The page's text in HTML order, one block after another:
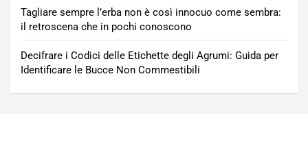
Tagliare sempre l’erba non è così innocuo come sembra:
il retroscena che in pochi conoscono
Decifrare i Codici delle Etichette degli Agrumi: Guida per
Identificare le Bucce Non Commestibili